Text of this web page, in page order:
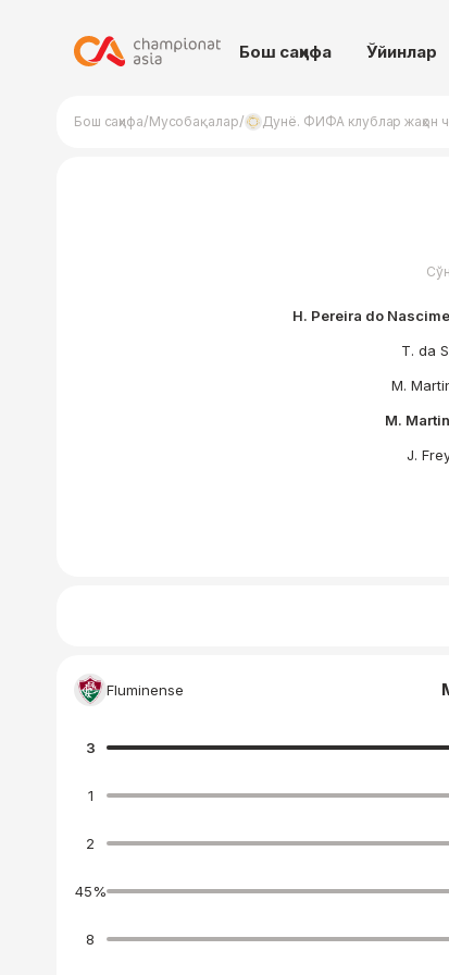
Бош саҳифа Ўйинлар
Бош саҳифа/Мусобақалар/ Дунё. ФИФА клублар жаҳон
H. Pereira do
T. da
M.
M.
J.
Fluminense
3
1
2
45%
8